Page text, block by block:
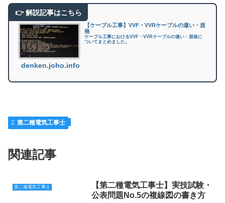
【ケーブル工事】VVF・VVRケーブルの違い・規
格
ケーブル工事におけるVVF・VVRケーブルの違い・規格に
ついてまとめました。
denken.joho.info
第二種電気工事士
関連記事
第二種電気工事士
【第二種電気工事士】実技試験・
公表問題No.5の複線図の書き方